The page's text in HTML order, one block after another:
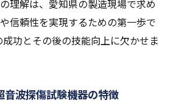
理解は、愛知県の製造現場で求め
信頼性を実現するための第一歩で
功とその後の技能向上に欠かせま
音波探傷試験機器の特徴